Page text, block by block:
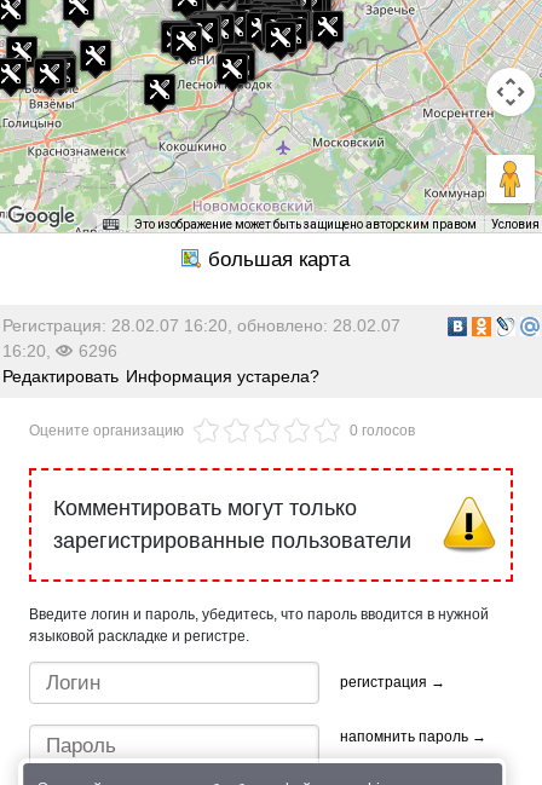
Это изображение может быть защищено авторским правом Условия
Регистрация: 28.02.07 16:20, обновлено: 28.02.07
16:20,
6296
Редактировать Информация устарела?
Оцените организацию 0 голосов
Комментировать могут только
зарегистрированные пользователи
Введите логин и пароль, убедитесь, что пароль вводится в нужной
языковой раскладке и регистре.
регистрация →
напомнить пароль →